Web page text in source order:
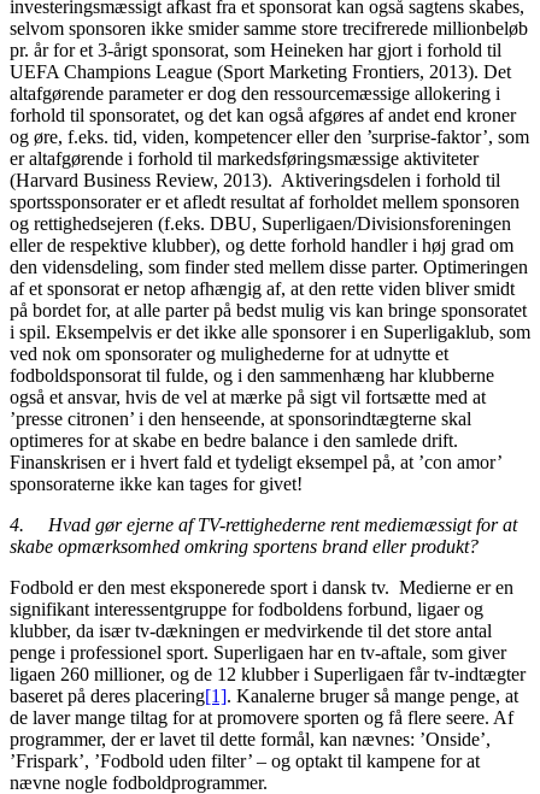
investeringsmæssigt afkast fra et sponsorat kan også sagtens skabes,
selvom sponsoren ikke smider samme store trecifrerede millionbeløb
pr. år for et 3-årigt sponsorat, som Heineken har gjort i forhold til
UEFA Champions League (Sport Marketing Frontiers, 2013). Det
altafgørende parameter er dog den ressourcemæssige allokering i
forhold til sponsoratet, og det kan også afgøres af andet end kroner
og øre, f.eks. tid, viden, kompetencer eller den ’surprise-faktor’, som
er altafgørende i forhold til markedsføringsmæssige aktiviteter
(Harvard Business Review, 2013). Aktiveringsdelen i forhold til
sportssponsorater er et afledt resultat af forholdet mellem sponsoren
og rettighedsejeren (f.eks. DBU, Superligaen/Divisionsforeningen
eller de respektive klubber), og dette forhold handler i høj grad om
den vidensdeling, som finder sted mellem disse parter. Optimeringen
af et sponsorat er netop afhængig af, at den rette viden bliver smidt
på bordet for, at alle parter på bedst mulig vis kan bringe sponsoratet
i spil. Eksempelvis er det ikke alle sponsorer i en Superligaklub, som
ved nok om sponsorater og mulighederne for at udnytte et
fodboldsponsorat til fulde, og i den sammenhæng har klubberne
også et ansvar, hvis de vel at mærke på sigt vil fortsætte med at
’presse citronen’ i den henseende, at sponsorindtægterne skal
optimeres for at skabe en bedre balance i den samlede drift.
Finanskrisen er i hvert fald et tydeligt eksempel på, at ’con amor’
sponsoraterne ikke kan tages for givet!
4. Hvad gør ejerne af TV-rettighederne rent mediemæssigt for at
skabe opmærksomhed omkring sportens brand eller produkt?
Fodbold er den mest eksponerede sport i dansk tv. Medierne er en
signifikant interessentgruppe for fodboldens forbund, ligaer og
klubber, da især tv-dækningen er medvirkende til det store antal
penge i professionel sport. Superligaen har en tv-aftale, som giver
ligaen 260 millioner, og de 12 klubber i Superligaen får tv-indtægter
baseret på deres placering[1]. Kanalerne bruger så mange penge, at
de laver mange tiltag for at promovere sporten og få flere seere. Af
programmer, der er lavet til dette formål, kan nævnes: ’Onside’,
’Frispark’, ’Fodbold uden filter’ – og optakt til kampene for at
nævne nogle fodboldprogrammer.